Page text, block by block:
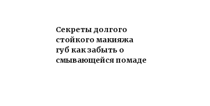
Секреты долгого
стойкого макияжа
губ как забыть о
смывающейся помаде